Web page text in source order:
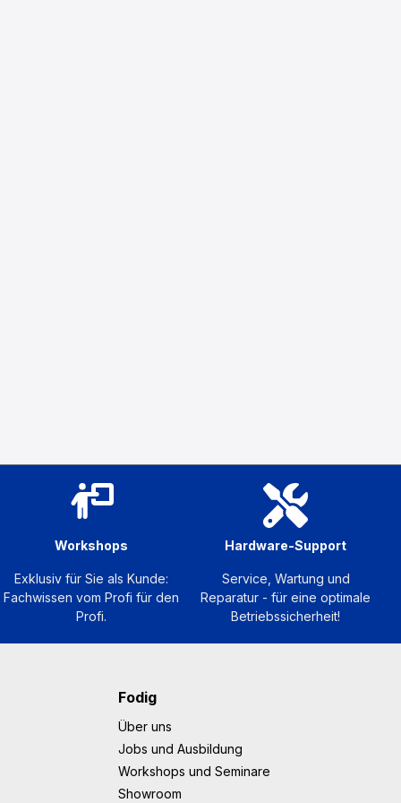
Workshops
Exklusiv für Sie als Kunde:
Fachwissen vom Profi für den
Profi.
Hardware-Support
Service, Wartung und
Reparatur - für eine optimale
Betriebssicherheit!
Fodig
Über uns
Jobs und Ausbildung
Workshops und Seminare
Showroom